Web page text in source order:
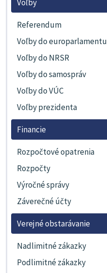
Voľby
Referendum
Voľby do europarlamentu
Voľby do NRSR
Voľby do samospráv
Voľby do VÚC
Voľby prezidenta
Financie
Rozpočtové opatrenia
Rozpočty
Výročné správy
Záverečné účty
Verejné obstarávanie
Nadlimitné zákazky
Podlimitné zákazky